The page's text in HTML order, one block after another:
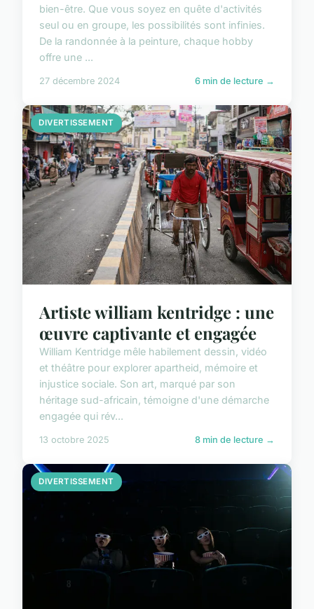
bien-être. Que vous soyez en quête d'activités
seul ou en groupe, les possibilités sont infinies.
De la randonnée à la peinture, chaque hobby
offre une ...
27 décembre 2024 6 min de lecture →
DIVERTISSEMENT
Artiste william kentridge : une
œuvre captivante et engagée
William Kentridge mêle habilement dessin, vidéo
et théâtre pour explorer apartheid, mémoire et
injustice sociale. Son art, marqué par son
héritage sud-africain, témoigne d'une démarche
engagée qui rév...
13 octobre 2025 8 min de lecture →
DIVERTISSEMENT